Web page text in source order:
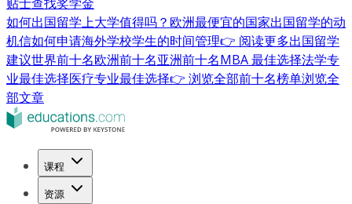
如何出国留学上大学值得吗？ 欧洲最便宜的国家出国留学的动
机信如何申请海外学校学生的时间管理👉 阅读更多出国留学
建议世界前十名欧洲前十名亚洲前十名MBA 最佳选择法学专
业最佳选择医疗专业最佳选择👉 浏览全部前十名榜单浏览全
部文章
课程
资源